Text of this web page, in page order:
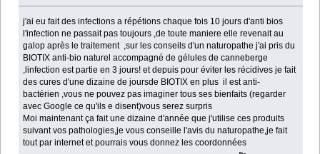
j'ai eu fait des infections a répétions chaque fois 10 jours d'anti bios
l'infection ne passait pas toujours ,de toute maniere elle revenait au
galop après le traitement ,sur les conseils d'un naturopathe j'ai pris du
BIOTIX anti-bio naturel accompagné de gélules de canneberge
,linfection est partie en 3 jours! et depuis pour éviter les récidives je fait
des cures d'une dizaine de joursde BIOTIX en plus il est anti-
bactérien ,vous ne pouvez pas imaginer tous ses bienfaits (regarder
avec Google ce qu'ils e disent)vous serez surpris
Moi maintenant ça fait une dizaine d'année que j'utilise ces produits
suivant vos pathologies,je vous conseille l'avis du naturopathe,je fait
tout par internet et pourrais vous donnez les coordonnées